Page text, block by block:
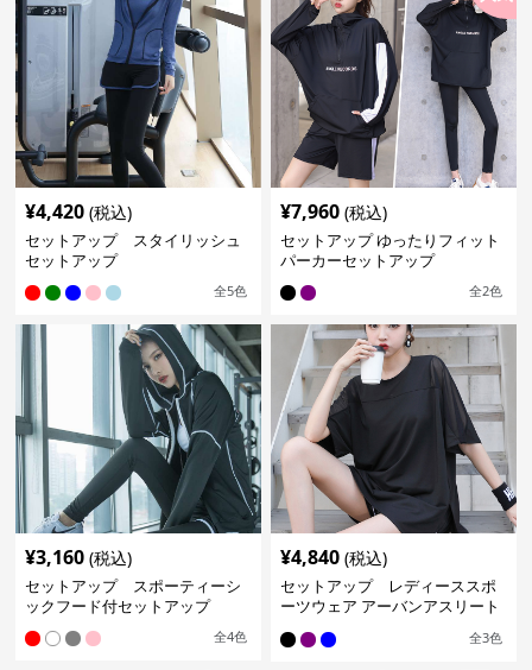
¥4,420 (税込)
セットアップ スタイリッシュ
セットアップ
全5色
¥7,960 (税込)
セットアップ ゆったりフィット
パーカーセットアップ
全2色
¥3,160 (税込)
セットアップ スポーティーシ
ックフード付セットアップ
全4色
¥4,840 (税込)
セットアップ レディーススポ
ーツウェア アーバンアスリート
全3色